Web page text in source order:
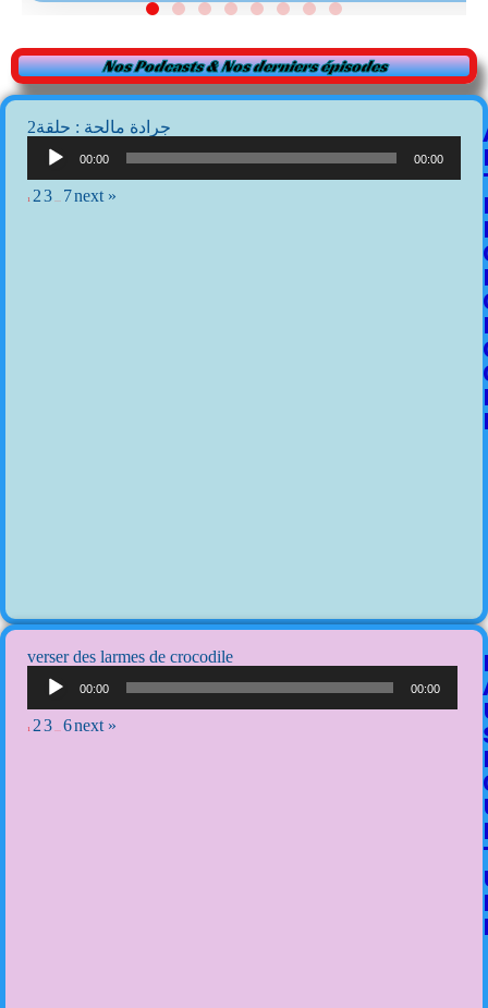
Nos Podcasts & Nos derniers épisodes
2جرادة مالحة : حلقة
00:00 00:00
1 23 7next »
verser des larmes de crocodile
00:00 00:00
1 23 6next »